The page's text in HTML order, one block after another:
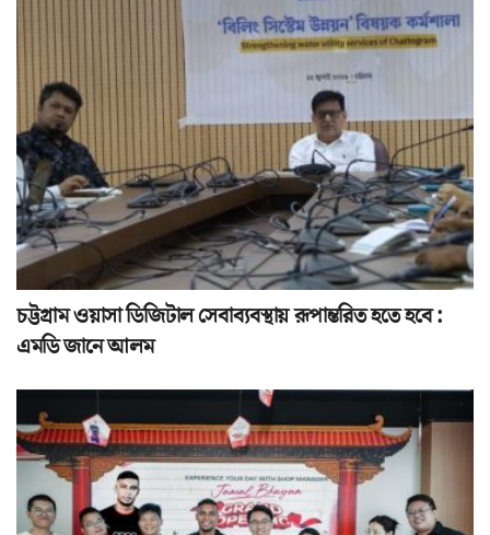
চট্টগ্রাম ওয়াসা ডিজিটাল সেবাব্যবস্থায় রূপান্তরিত হতে হবে :
এমডি জানে আলম